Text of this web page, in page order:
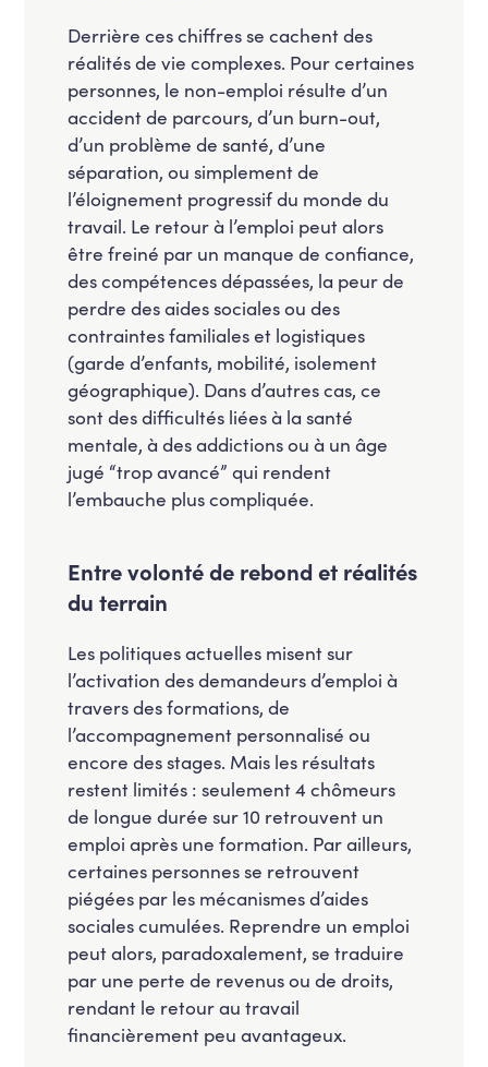
Derrière ces chiffres se cachent des
réalités de vie complexes. Pour certaines
personnes, le non-emploi résulte d’un
accident de parcours, d’un burn-out,
d’un problème de santé, d’une
séparation, ou simplement de
l’éloignement progressif du monde du
travail. Le retour à l’emploi peut alors
être freiné par un manque de confiance,
des compétences dépassées, la peur de
perdre des aides sociales ou des
contraintes familiales et logistiques
(garde d’enfants, mobilité, isolement
géographique). Dans d’autres cas, ce
sont des difficultés liées à la santé
mentale, à des addictions ou à un âge
jugé “trop avancé” qui rendent
l’embauche plus compliquée.
Entre volonté de rebond et réalités
du terrain
Les politiques actuelles misent sur
l’activation des demandeurs d’emploi à
travers des formations, de
l’accompagnement personnalisé ou
encore des stages. Mais les résultats
restent limités : seulement 4 chômeurs
de longue durée sur 10 retrouvent un
emploi après une formation. Par ailleurs,
certaines personnes se retrouvent
piégées par les mécanismes d’aides
sociales cumulées. Reprendre un emploi
peut alors, paradoxalement, se traduire
par une perte de revenus ou de droits,
rendant le retour au travail
financièrement peu avantageux.